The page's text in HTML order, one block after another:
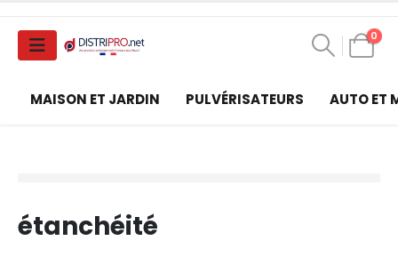
0
MAISON ET JARDIN PULVÉRISATEURS AUTO ET
étanchéité